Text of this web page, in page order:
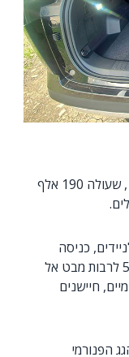
הדגם מגיע בשתי רמות גימור – Premium , שעולה 190 אלף
כניסה
והנעה (גם מרחוק) ללא מפתח, מצלמת 540 לרבות מבט אל
חיישנים
הפנורמי